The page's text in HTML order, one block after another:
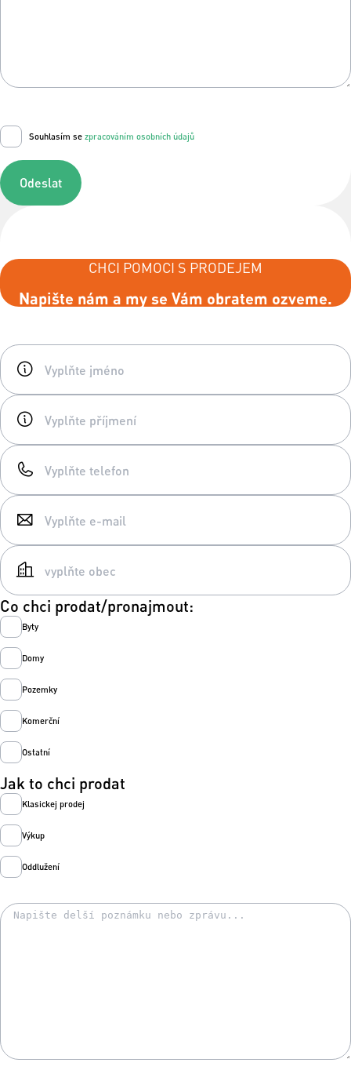
Souhlasím se zpracováním osobních údajů
Odeslat
CHCI POMOCI S PRODEJEM
Napište nám a my se Vám obratem ozveme.
Co chci prodat/pronajmout:
Byty
Domy
Pozemky
Komerční
Ostatní
Jak to chci prodat
Klasickej prodej
Výkup
Oddlužení